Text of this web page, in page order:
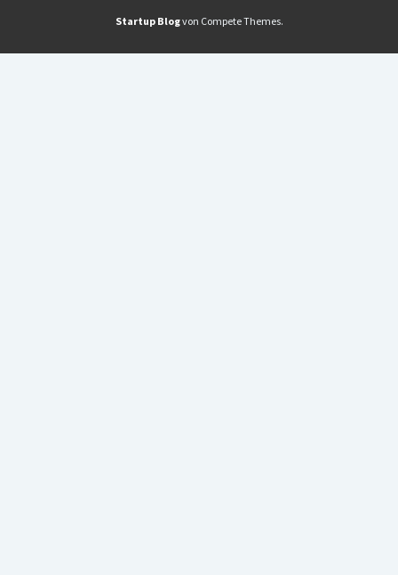
Startup Blogvon Compete Themes.